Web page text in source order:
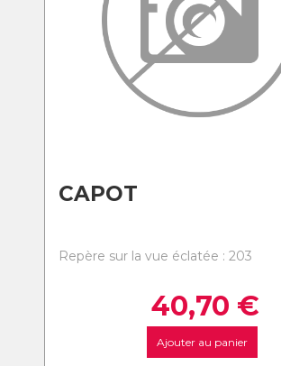
CAPOT
Repère sur la vue éclatée : 203
40,70 €
Ajouter au panier